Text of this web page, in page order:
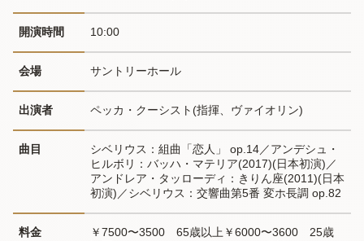
開演時間 10:00
会場 サントリーホール
出演者 ペッカ・クーシスト(指揮、ヴァイオリン)
曲目
シベリウス：組曲「恋人」 op.14／アンデシュ・
ヒルボリ：バッハ・マテリア(2017)(日本初演)／
アンドレア・タッローディ：きりん座(2011)(日本
初演)／シベリウス：交響曲第5番 変ホ長調 op.82
料金
￥7500〜3500　65歳以上￥6000〜3600　25歳